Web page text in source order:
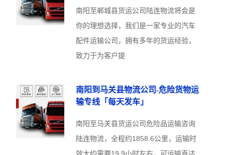
南阳至郸城县货运公司陆连物流将会是
你的理想选择，我们是一家专业的汽车
配件运输公司，拥有多年的货运经验，
致力于为客户提
南阳到马关县物流公司-危险货物运
输专线「每天发车」
南阳至马关县货运公司危险品运输咨询
陆连物流，全程约1858.6公里，运输时
效大约需要19.9小时左右，可运输直达